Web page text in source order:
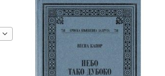
Додај
у
Листу
жеља